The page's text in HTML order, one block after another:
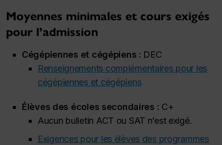
Moyennes minimales et cours exigés
pour l’admission
Cégépiennes et cégépiens : DEC
Renseignements complémentaires pour les
cégépiennes et cégépiens
Élèves des écoles secondaires : C+
Aucun bulletin ACT ou SAT n’est exigé.
Exigences pour les élèves des programmes